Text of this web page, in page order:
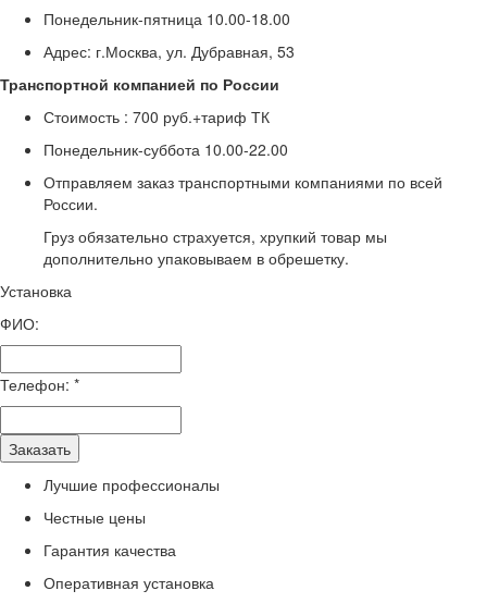
Понедельник-пятница 10.00-18.00
Адрес: г.Москва, ул. Дубравная, 53
Транспортной компанией по России
Стоимость : 700 руб.+тариф ТК
Понедельник-суббота 10.00-22.00
Отправляем заказ транспортными компаниями по всей
России.
Груз обязательно страхуется, хрупкий товар мы
дополнительно упаковываем в обрешетку.
Установка
ФИО:
Телефон: *
Заказать
Лучшие профессионалы
Честные цены
Гарантия качества
Оперативная установка